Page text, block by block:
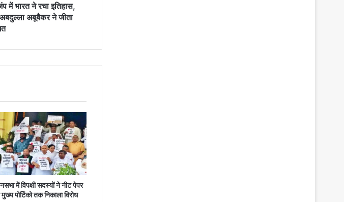
भारत ने रचा इतिहास,
अबूबैकर ने जीता
में विपक्षी सदस्यों ने नीट पेपर
पोर्टिको तक निकाला विरोध